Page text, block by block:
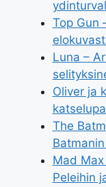
Top Gun
Luna –
Oliver ja
The
Mad
Peleihin